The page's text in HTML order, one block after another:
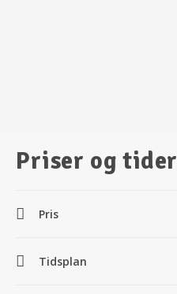
Priser og tider
Pris
Tidsplan